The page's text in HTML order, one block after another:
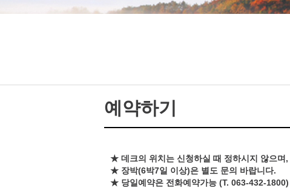
예약하기
★ 데크의 위치는 신청하실 때 정하시지 않으며
★ 장박(6박7일 이상)은 별도 문의 바랍니다.
★ 당일예약은 전화예약가능 (T. 063-432-1800)